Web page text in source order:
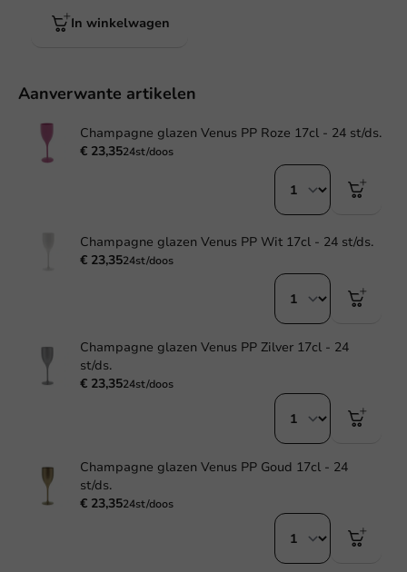
In winkelwagen
Aanverwante artikelen
Champagne glazen Venus PP Roze 17cl - 24 st/ds.
€ 23,3524st/doos
Champagne glazen Venus PP Wit 17cl - 24 st/ds.
€ 23,3524st/doos
Champagne glazen Venus PP Zilver 17cl - 24
st/ds.
€ 23,3524st/doos
Champagne glazen Venus PP Goud 17cl - 24
st/ds.
€ 23,3524st/doos